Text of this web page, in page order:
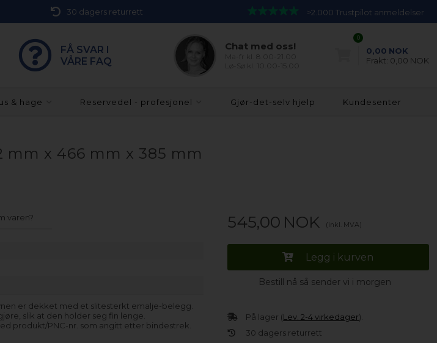
30 dagers returrett >2.000 Trustpilot anmeldelser
FÅ SVAR I
VÅRE FAQ
Chat med oss!
0
0,00 NOK
Frakt: 0,00 NOK
& hage Reservedel - profesjonel Gjør-det-selv hjelp Kundesenter
mm x 466 mm x 385 mm
varen?
er dekket med et slitesterkt emalje-belegg.
slik at den holder seg fin lenge.
produkt/PNC-nr. som angitt etter bindestrek.
545,00 NOK (inkl. MVA)
Legg i kurven
Bestill nå så sender vi i morgen
På lager (Lev. 2-4 virkedager).
30 dagers returrett